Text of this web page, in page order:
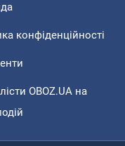
конфіденційності
OBOZ.UA на